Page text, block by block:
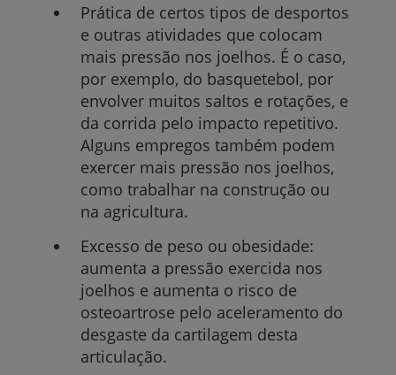
Prática de certos tipos de desportos
e outras atividades que colocam
mais pressão nos joelhos. É o caso,
por exemplo, do basquetebol, por
envolver muitos saltos e rotações, e
da corrida pelo impacto repetitivo.
Alguns empregos também podem
exercer mais pressão nos joelhos,
como trabalhar na construção ou
na agricultura.
Excesso de peso ou obesidade:
aumenta a pressão exercida nos
joelhos e aumenta o risco de
osteoartrose pelo aceleramento do
desgaste da cartilagem desta
articulação.